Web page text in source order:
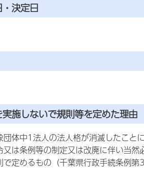
決定日
施しないで規則等を定めた理由
体中1法人の法人格が消滅したこと
又は条例等の制定又は改廃に伴い当
で定めるもの（千葉県行政手続条例